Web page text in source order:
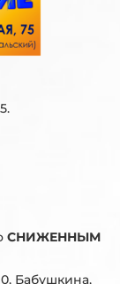
СНИЖЕННЫМ
Бабушкина,